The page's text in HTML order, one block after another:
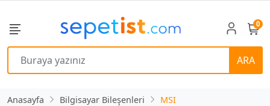
ARA
0
Anasayfa Bilgisayar Bileşenleri MSI